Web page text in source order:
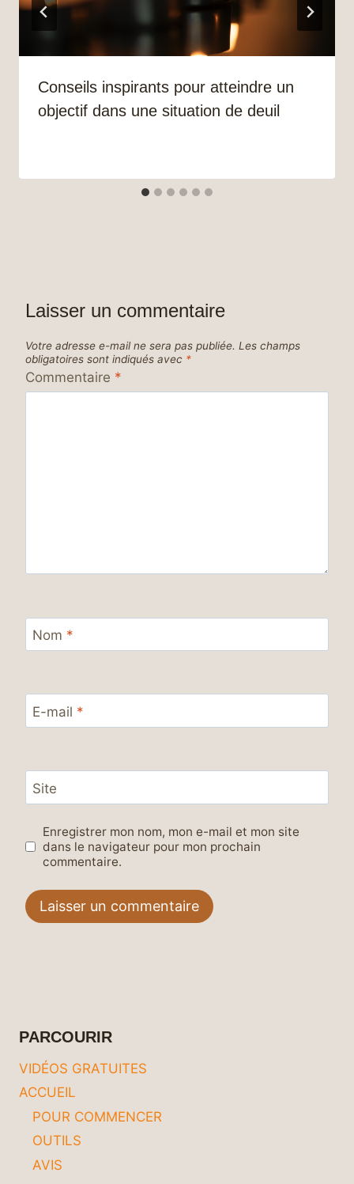
Conseils inspirants pour atteindre un
objectif dans une situation de deuil
Laisser un commentaire
Votre adresse e-mail ne sera pas publiée. Les champs
obligatoires sont indiqués avec *
Commentaire *
Nom *
E-mail *
Site
Enregistrer mon nom, mon e-mail et mon site
dans le navigateur pour mon prochain
commentaire.
PARCOURIR
VIDÉOS GRATUITES
ACCUEIL
POUR COMMENCER
OUTILS
AVIS